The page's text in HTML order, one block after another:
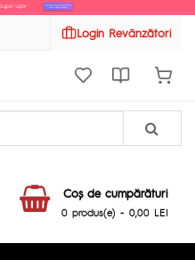
Login Revânzători
Coş de cumpărături
0 produs(e) - 0,00 LEI